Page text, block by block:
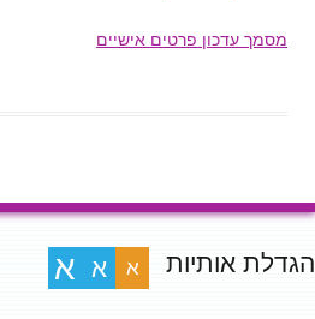
מסמך עדכון פרטים אישיים
הגדלת אותיות א א א